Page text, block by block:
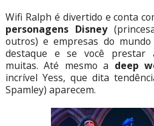
Wifi Ralph é divertido e conta
personagens Disney
outros) e empresas do
destaque e se você prestar
muitas. Até mesmo a deep
incrível Yess, que dita
Spamley) aparecem.